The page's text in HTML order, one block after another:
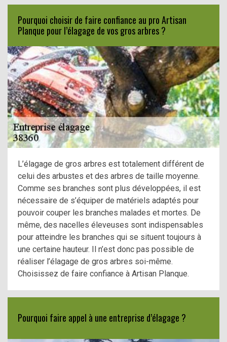
Pourquoi choisir de faire confiance au pro Artisan
Planque pour l’élagage de vos gros arbres ?
L’élagage de gros arbres est totalement différent de
celui des arbustes et des arbres de taille moyenne.
Comme ses branches sont plus développées, il est
nécessaire de s’équiper de matériels adaptés pour
pouvoir couper les branches malades et mortes. De
même, des nacelles éleveuses sont indispensables
pour atteindre les branches qui se situent toujours à
une certaine hauteur. Il n’est donc pas possible de
réaliser l’élagage de gros arbres soi-même.
Choisissez de faire confiance à Artisan Planque.
Pourquoi faire appel à une entreprise d’élagage ?